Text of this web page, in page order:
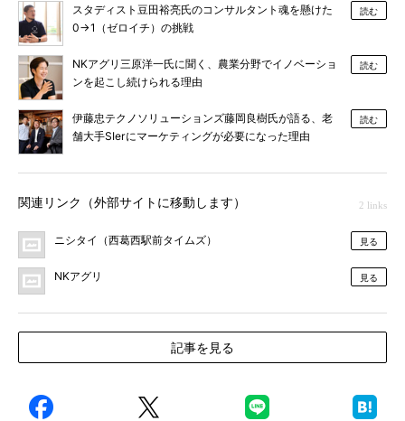
スタディスト豆田裕亮氏のコンサルタント魂を懸けた
0→1（ゼロイチ）の挑戦
読む
NKアグリ三原洋一氏に聞く、農業分野でイノベーショ
ンを起こし続けられる理由
読む
伊藤忠テクノソリューションズ藤岡良樹氏が語る、老
舗大手SIerにマーケティングが必要になった理由
読む
関連リンク（外部サイトに移動します） 2 links
ニシタイ（西葛西駅前タイムズ） 見る
NKアグリ 見る
記事を見る